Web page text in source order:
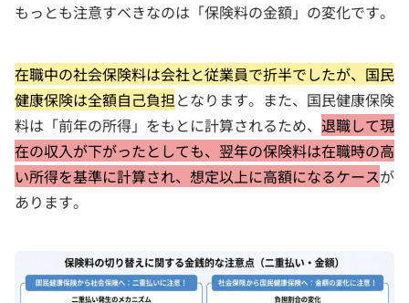
もっとも注意すべきなのは「保険料の金額」の変化です。
在職中の社会保険料は会社と従業員で折半でしたが、国民
健康保険は全額自己負担となります。また、国民健康保険
料は「前年の所得」をもとに計算されるため、 退職して現
在の収入が下がったとしても、翌年の保険料は在職時の高
い所得を基準に計算され、想定以上に高額になるケースが
あります。